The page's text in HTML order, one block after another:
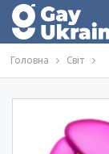
Головна Світ